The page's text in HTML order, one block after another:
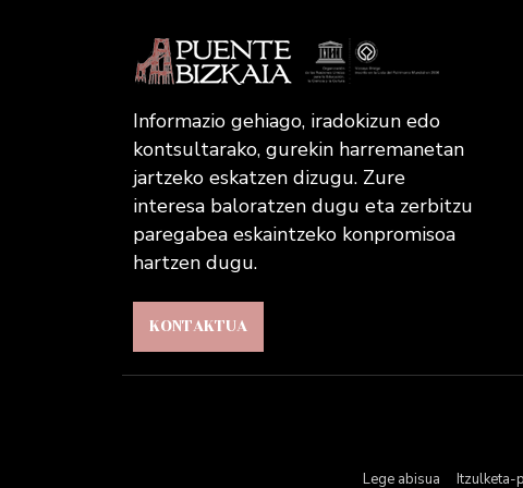
Informazio gehiago, iradokizun edo
kontsultarako, gurekin harremanetan
jartzeko eskatzen dizugu. Zure
interesa baloratzen dugu eta zerbitzu
paregabea eskaintzeko konpromisoa
hartzen dugu.
KONTAKTUA
Lege abisua
Itzulketa-